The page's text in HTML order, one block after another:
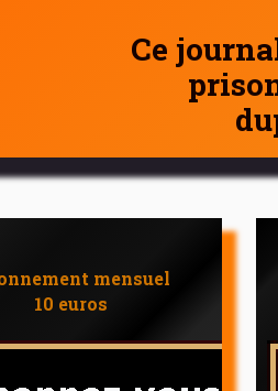
Ce
mensuel
10 euros